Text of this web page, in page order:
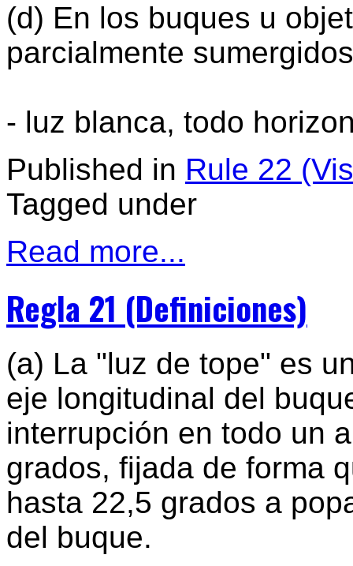
(d) En los buques u
parcialmente
- luz blanca, todo
Published in Rule 22
Tagged under
Read more...
Regla 21 (Definiciones)
(a) La "luz de tope" es
eje longitudinal del
interrupción en todo un
grados, fijada de forma
hasta 22,5 grados a
del buque.